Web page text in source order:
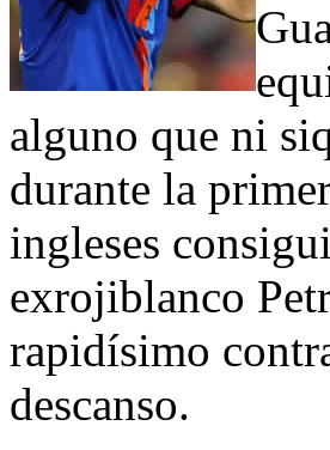
alguno que ni
durante la
ingleses
exrojiblanco
rapidísimo
descanso.